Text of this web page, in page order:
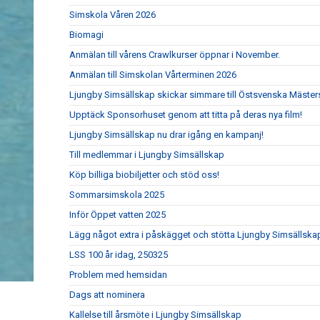
Simskola Våren 2026
Biomagi
Anmälan till vårens Crawlkurser öppnar i November.
Anmälan till Simskolan Vårterminen 2026
Ljungby Simsällskap skickar simmare till Östsvenska
Upptäck Sponsorhuset genom att titta på deras nya film!
Ljungby Simsällskap nu drar igång en kampanj!
Till medlemmar i Ljungby Simsällskap
Köp billiga biobiljetter och stöd oss!
Sommarsimskola 2025
Inför Öppet vatten 2025
Lägg något extra i påskägget och stötta Ljungby
LSS 100 år idag, 250325
Problem med hemsidan
Dags att nominera
Kallelse till årsmöte i Ljungby Simsällskap